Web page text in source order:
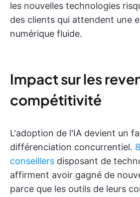
les nouvelles technologies
des clients qui attendent une
numérique fluide.
Impact sur les
compétitivité
L'adoption de l'IA devient un
différenciation concurrentiel.
conseillers disposant de
affirment avoir gagné de
parce que les outils de leurs